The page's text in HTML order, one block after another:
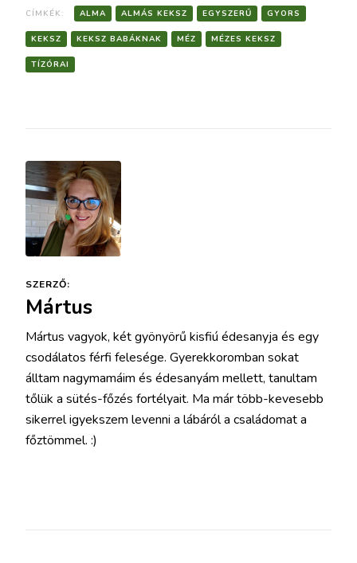
CÍMKÉK: ALMA ALMÁS KEKSZ EGYSZERŰ GYORS
KEKSZ KEKSZ BABÁKNAK MÉZ MÉZES KEKSZ
TÍZÓRAI
SZERZŐ:
Mártus
Mártus vagyok, két gyönyörű kisfiú édesanyja és egy
csodálatos férfi felesége. Gyerekkoromban sokat
álltam nagymamáim és édesanyám mellett, tanultam
tőlük a sütés-főzés fortélyait. Ma már több-kevesebb
sikerrel igyekszem levenni a lábáról a családomat a
főztömmel. :)